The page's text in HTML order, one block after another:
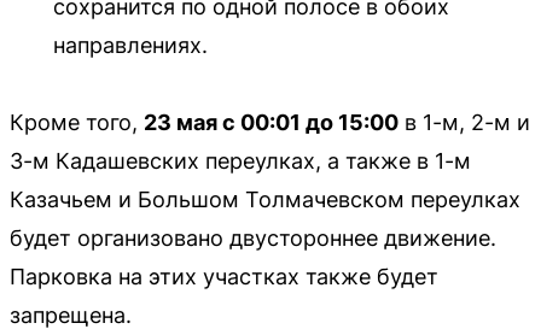
сохранится по одной полосе в обоих
направлениях.
Кроме того, 23 мая с 00:01 до 15:00 в 1-м, 2-м и
3-м Кадашевских переулках, а также в 1-м
Казачьем и Большом Толмачевском переулках
будет организовано двустороннее движение.
Парковка на этих участках также будет
запрещена.